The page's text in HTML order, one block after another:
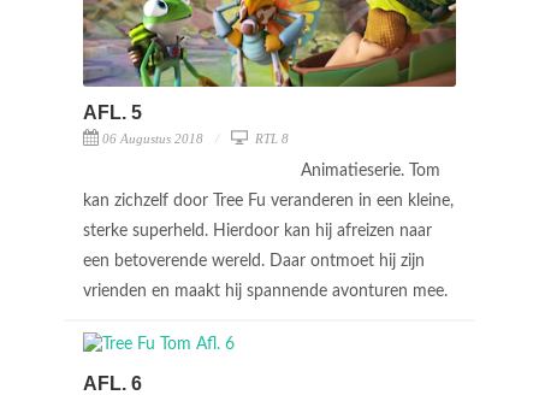
AFL. 5
06 Augustus 2018 RTL 8
Animatieserie. Tom
kan zichzelf door Tree Fu veranderen in een kleine,
sterke superheld. Hierdoor kan hij afreizen naar
een betoverende wereld. Daar ontmoet hij zijn
vrienden en maakt hij spannende avonturen mee.
AFL. 6